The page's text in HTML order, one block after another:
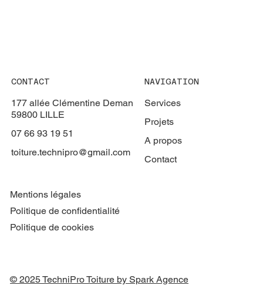
CONTACT
177 allée Clémentine Deman
59800 LILLE
07 66 93 19 51
toiture.technipro@gmail.com
NAVIGATION
Services
Projets
A propos
Contact
Mentions légales
Politique de confidentialité
Politique de cookies
© 2025 TechniPro Toiture by Spark Agence